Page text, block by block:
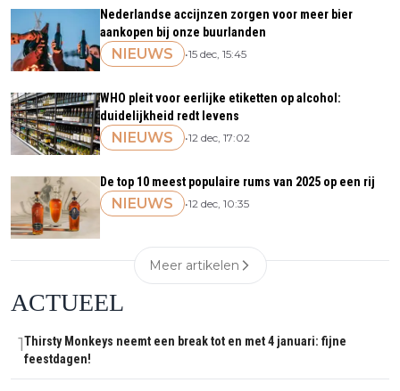
Nederlandse accijnzen zorgen voor meer bier
aankopen bij onze buurlanden
NIEUWS •15 dec, 15:45
WHO pleit voor eerlijke etiketten op alcohol:
duidelijkheid redt levens
NIEUWS •12 dec, 17:02
De top 10 meest populaire rums van 2025 op een rij
NIEUWS •12 dec, 10:35
Meer artikelen
ACTUEEL
1Thirsty Monkeys neemt een break tot en met 4 januari: fijne
feestdagen!